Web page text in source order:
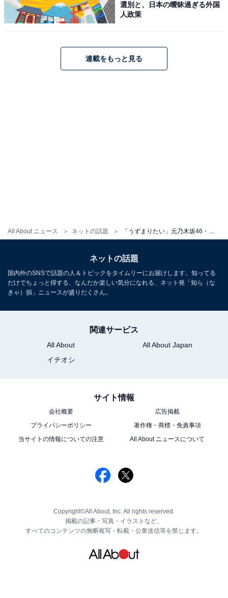
All About ニュース ネットの話題
選別と、日本の曖昧過ぎる外国
人政策
連載をもっと見る
ネットの話題
国内外のSNSで話題の人＆トピックをタイムリーにお届けします。知ってる
だけでちょっと得する、なんだか楽しい気分になれる、ネット発「知ら（な
きゃ）損」ニュースが盛りだくさん。
関連サービス
All About
All About Japan
イチオシ
サイト情報
会社概要
広告掲載
プライバシーポリシー
著作権・商標・免責事項
当サイトの情報についての注意
All About ニュースについて
Copyright©All About, Inc. All rights reserved.
掲載の記事・写真・イラストなど、
すべてのコンテンツの無断複写・転載・公衆送信等を禁じます。